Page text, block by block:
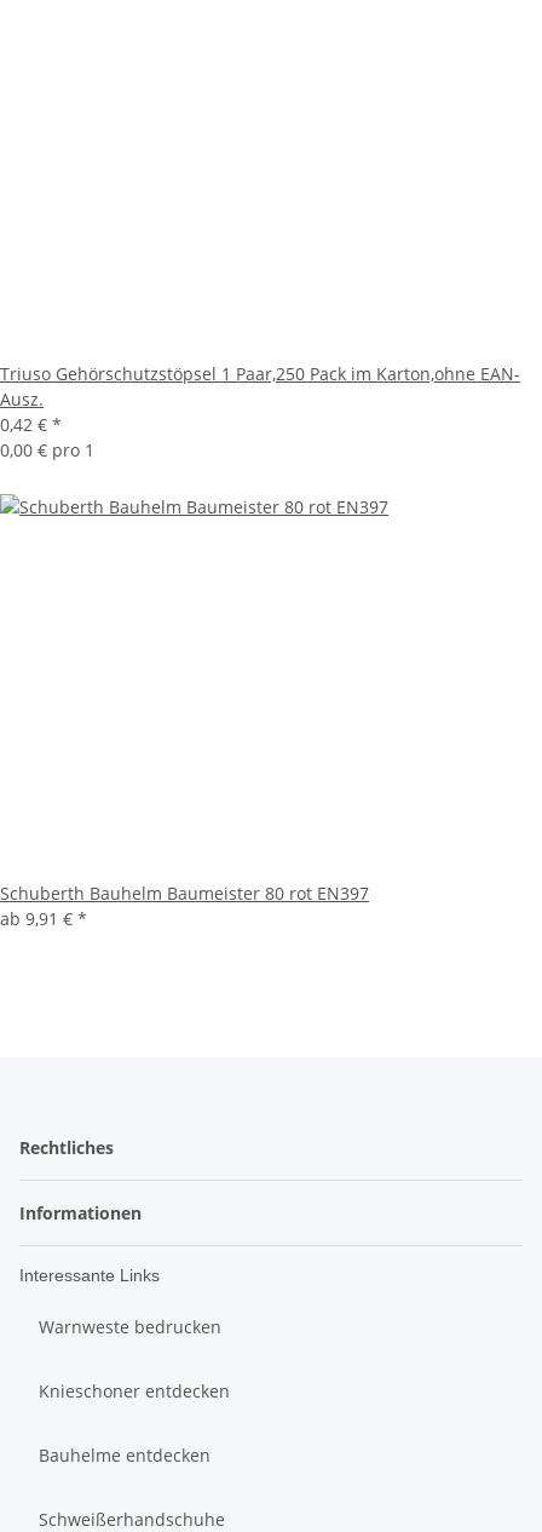
Triuso Gehörschutzstöpsel 1 Paar,250 Pack im Karton,ohne EAN-
Ausz.
0,42 € *
0,00 € pro 1
Schuberth Bauhelm Baumeister 80 rot EN397
ab 9,91 € *
Rechtliches
Informationen
Interessante Links
Warnweste bedrucken
Knieschoner entdecken
Bauhelme entdecken
Schweißerhandschuhe